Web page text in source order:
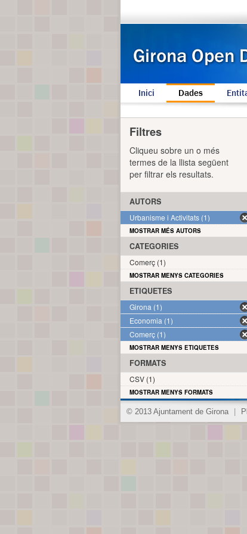
Inici Dades
Filtres
Cliqueu sobre un o més
termes de la llista següent
per filtrar els resultats.
AUTORS
Urbanisme i Activitats (1)
MOSTRAR MÉS AUTORS
CATEGORIES
Comerç (1)
MOSTRAR MENYS CATEGORIES
ETIQUETES
Girona (1)
Economia (1)
Comerç (1)
MOSTRAR MENYS ETIQUETES
FORMATS
CSV (1)
MOSTRAR MENYS FORMATS
© 2013 Ajuntament de Girona